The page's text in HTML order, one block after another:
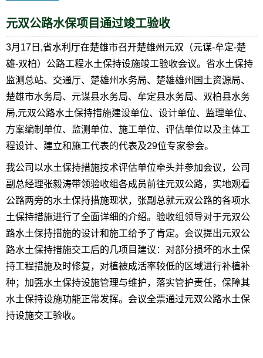
元双公路水保项目通过竣工验收
3月17日,省水利厅在楚雄市召开楚雄州元双（元谋-牟定-楚
雄-双柏）公路工程水土保持设施竣工验收会议。省水土保持
监测总站、交通厅、楚雄州水务局、楚雄雄州国土资源局、
楚雄市水务局、元谋县水务局、牟定县水务局、双柏县水务
局,元双公路水土保持措施建设单位、设计单位、监理单位、
方案编制单位、监测单位、施工单位、评估单位以及主体工
程设计、建立和施工代表的代表及29位专家参会。
我公司以水土保持措施技术评估单位牵头并参加会议，公司
副总经理张毅涛带领验收组各成员前往元双公路，实地观看
公路两旁的水土保持措施现状，张副总就元双公路的各项水
土保持措施进行了全面详细的介绍。验收组领导对于元双公
路水土保持措施的设计和施工给予了肯定。会议提出元双公
路水土保持措施交工后的几项目建议：对部分损坏的水土保
持工程措施及时修复，对植被成活率较低的区域进行补植补
种；加强水土保持设施管理与维护，落实管护责任，保障其
水土保持设施功能正常发挥。会议全票通过元双公路水土保
持设施交工验收。